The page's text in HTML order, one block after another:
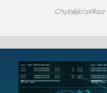
Chybějící